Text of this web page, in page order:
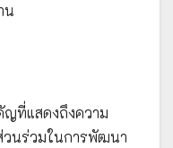
น
ญที่แสดงถึงความ
วนร่วมในการพัฒนา